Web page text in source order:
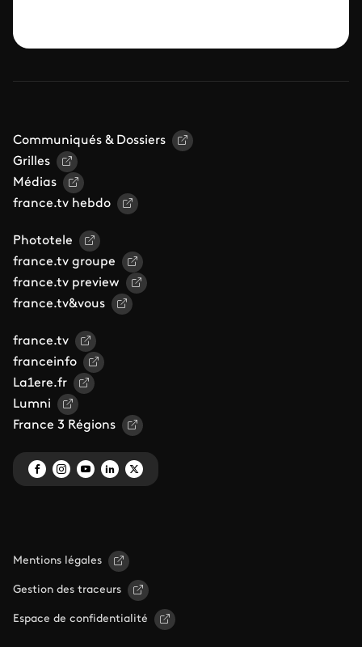
Communiqués & Dossiers
Grilles
Médias
france.tv hebdo
Phototele
france.tv groupe
france.tv preview
france.tv&vous
france.tv
franceinfo
La1ere.fr
Lumni
France 3 Régions
Mentions légales
Gestion des traceurs
Espace de confidentialité